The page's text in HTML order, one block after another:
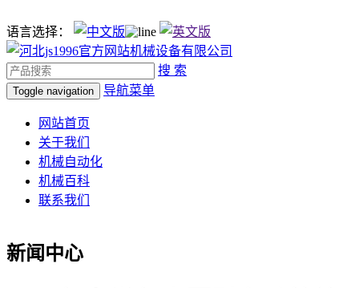
语言选择：
搜 索
Toggle navigation 导航菜单
网站首页
关于我们
机械自动化
机械百科
联系我们
新闻中心